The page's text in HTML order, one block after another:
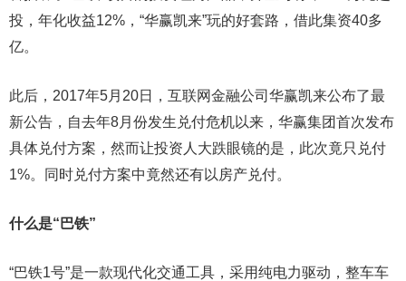
投，年化收益12%，“华赢凯来”玩的好套路，借此集资40多
亿。
此后，2017年5月20日，互联网金融公司华赢凯来公布了最
新公告，自去年8月份发生兑付危机以来，华赢集团首次发布
具体兑付方案，然而让投资人大跌眼镜的是，此次竟只兑付
1%。同时兑付方案中竟然还有以房产兑付。
什么是“巴铁”
“巴铁1号”是一款现代化交通工具，采用纯电力驱动，整车车